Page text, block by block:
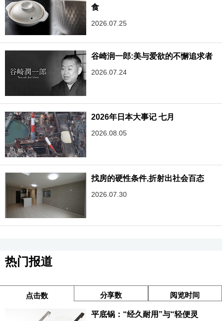
食
2026.07.25
谷崎润一郎:美与爱欲的不懈追求者
2026.07.24
2026年日本大事记 七月
2026.08.05
找房的硬性条件,折射出社会百态
2026.07.30
热门报道
点击数 分享数 阅览时间
平底锅：“经久耐用”与“轻便灵